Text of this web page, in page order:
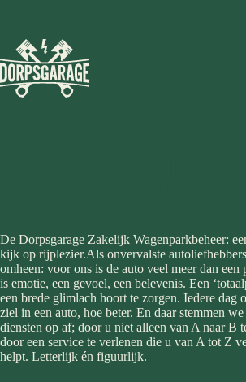
inhoud
De Dorpsgarage Zakelijk Wagenparkbeheer:
kijk op rijplezier.Als onvervalste
omheen: voor ons is de auto veel meer dan een
is emotie, een gevoel, een belevenis. Een
een brede glimlach hoort te zorgen. Iedere dag
ziel in een auto, hoe beter. En daar stemmen
diensten op af; door u niet alleen van A naar B
door een service te verlenen die u van A tot Z
helpt. Letterlijk én figuurlijk.